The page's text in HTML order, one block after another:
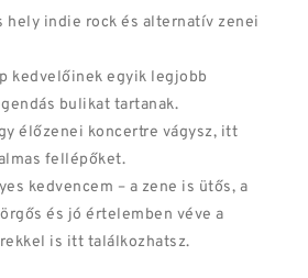
hely indie rock és alternatív zenei
kedvelőinek egyik legjobb
bulikat tartanak.
élőzenei koncertre vágysz, itt
fellépőket.
kedvencem – a zene is ütős, a
és jó értelemben véve a
is itt találkozhatsz.